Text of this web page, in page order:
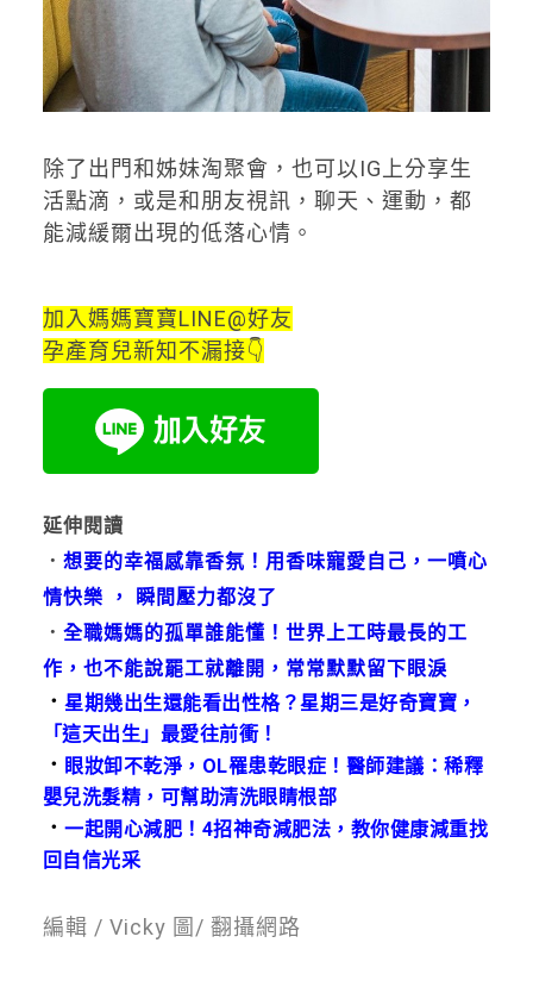
除了出門和姊妹淘聚會，也可以IG上分享生
活點滴，或是和朋友視訊，聊天、運動，都
能減緩爾出現的低落心情。
加入媽媽寶寶LINE@好友
孕產育兒新知不漏接👇
延伸閱讀
． 想要的幸福感靠香氛！用香味寵愛自己，一噴心
情快樂 ， 瞬間壓力都沒了
． 全職媽媽的孤單誰能懂！世界上工時最長的工
作，也不能說罷工就離開，常常默默留下眼淚
．星期幾出生還能看出性格？星期三是好奇寶寶，
「這天出生」最愛往前衝！
． 眼妝卸不乾淨，OL罹患乾眼症！醫師建議：稀釋
嬰兒洗髮精，可幫助清洗眼睛根部
．一起開心減肥！4招神奇減肥法，教你健康減重找
回自信光采
編輯 / Vicky 圖/ 翻攝網路